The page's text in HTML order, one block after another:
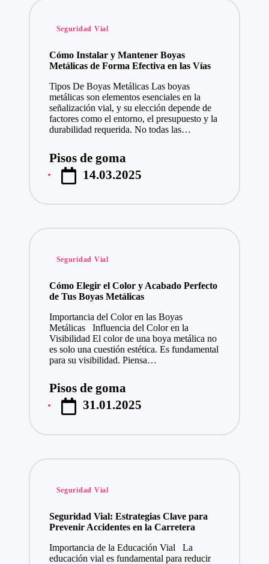
Publicado
Seguridad Vial
Cómo Instalar y Mantener Boyas
Metálicas de Forma Efectiva en las Vías
Tipos De Boyas Metálicas Las boyas
metálicas son elementos esenciales en la
señalización vial, y su elección depende de
factores como el entorno, el presupuesto y la
durabilidad requerida. No todas las…
Publicado
por
Pisos de goma
14.03.2025
Publicado
Seguridad Vial
Cómo Elegir el Color y Acabado Perfecto
de Tus Boyas Metálicas
Importancia del Color en las Boyas
Metálicas Influencia del Color en la
Visibilidad El color de una boya metálica no
es solo una cuestión estética. Es fundamental
para su visibilidad. Piensa…
Publicado
por
Pisos de goma
31.01.2025
Publicado
Seguridad Vial
Seguridad Vial: Estrategias Clave para
Prevenir Accidentes en la Carretera
Importancia de la Educación Vial La
educación vial es fundamental para reducir